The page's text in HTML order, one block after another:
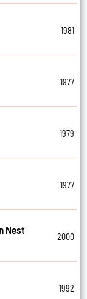
1981
1977
1979
1977
Nest
2000
1992